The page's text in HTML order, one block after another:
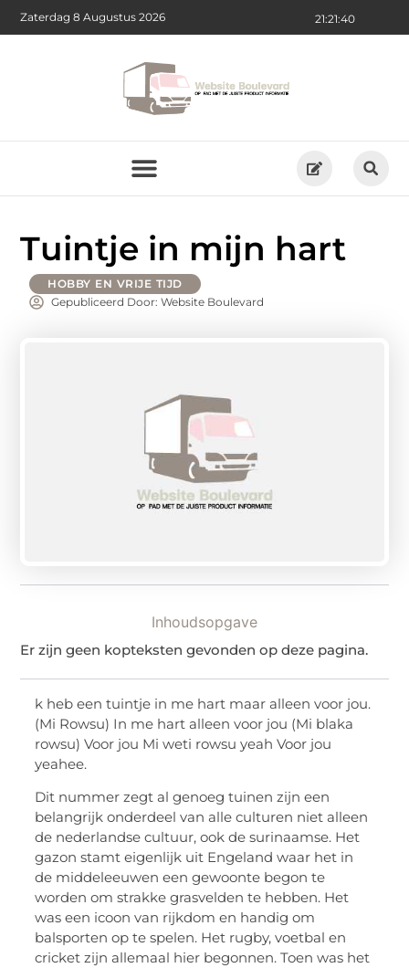
21:21:40
Zaterdag 8 Augustus 2026
Tuintje in mijn hart
HOBBY EN VRIJE TIJD
Gepubliceerd Door: Website Boulevard
Inhoudsopgave
Er zijn geen kopteksten gevonden op deze pagina.
k heb een tuintje in me hart maar alleen voor jou.
(Mi Rowsu) In me hart alleen voor jou (Mi blaka
rowsu) Voor jou Mi weti rowsu yeah Voor jou
yeahee.
Dit nummer zegt al genoeg tuinen zijn een
belangrijk onderdeel van alle culturen niet alleen
de nederlandse cultuur, ook de surinaamse. Het
gazon stamt eigenlijk uit Engeland waar het in
de middeleeuwen een gewoonte begon te
worden om strakke grasvelden te hebben. Het
was een icoon van rijkdom en handig om
balsporten op te spelen. Het rugby, voetbal en
cricket zijn allemaal hier begonnen. Toen was het